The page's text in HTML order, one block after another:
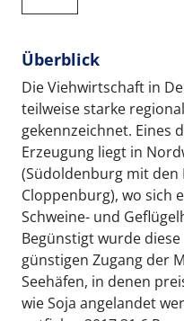
Überblick
Die Viehwirtschaft in
teilweise starke
gekennzeichnet. Eines
Erzeugung liegt in
(Südoldenburg mit den
Cloppenburg), wo sich
Schweine- und
Begünstigt wurde
günstigen Zugang der
Seehäfen, in denen
wie Soja angelandet